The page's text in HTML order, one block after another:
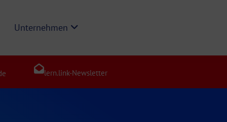
Unternehmen
lern.link-Newsletter